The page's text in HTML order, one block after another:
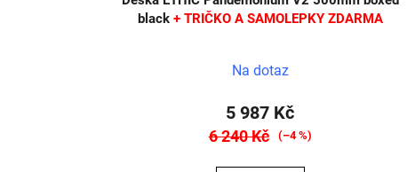
black + TRIČKO A SAMOLEPKY ZDARMA
Na dotaz
5 987 Kč
6 240 Kč (–4 %)